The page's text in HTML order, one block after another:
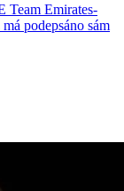
Team Emirates-
podepsáno sám